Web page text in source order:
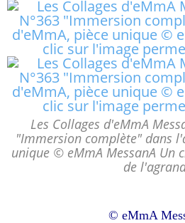
Les Collages d'eMmA
"Immersion complète" dans
unique © eMmA MessanA Un
de
© eMmA